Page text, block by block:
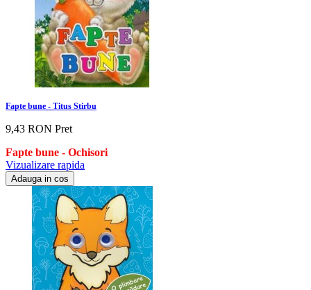
Fapte bune - Titus Stirbu
9,43 RON Pret
Fapte bune - Ochisori
Vizualizare rapida
Adauga in cos